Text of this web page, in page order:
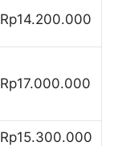
Rp14.200.000
Rp17.000.000
Rp15.300.000